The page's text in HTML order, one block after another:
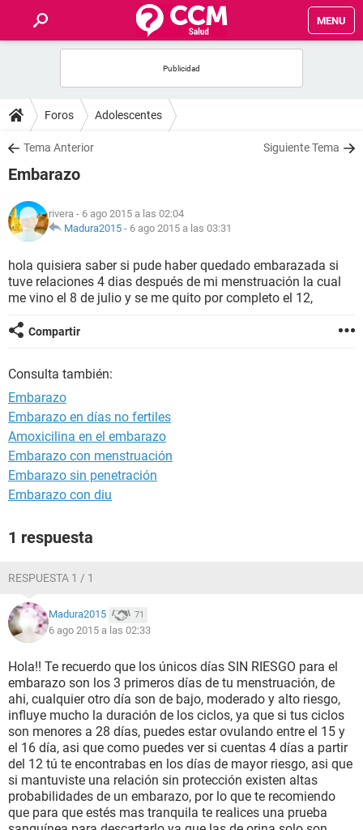
MENU
FOROS
SALUD
NUTRICIÓN
BIENESTAR
Foros Adolescentes
Tema Anterior Siguiente Tema
Embarazo
rivera - 6 ago 2015 a las 02:04
Madura2015 - 6 ago 2015 a las 03:31
hola quisiera saber si pude haber quedado embarazada si
tuve relaciones 4 dias después de mi menstruación la cual
me vino el 8 de julio y se me quito por completo el 12,
Compartir
Consulta también:
Embarazo
Embarazo en días no fertiles
Amoxicilina en el embarazo
Embarazo con menstruación
Embarazo sin penetración
Embarazo con diu
1 respuesta
RESPUESTA 1 / 1
Madura2015 71
6 ago 2015 a las 02:33
Hola!! Te recuerdo que los únicos días SIN RIESGO para el
embarazo son los 3 primeros días de tu menstruación, de
ahi, cualquier otro día son de bajo, moderado y alto riesgo,
influye mucho la duración de los ciclos, ya que si tus ciclos
son menores a 28 días, puedes estar ovulando entre el 15 y
el 16 día, asi que como puedes ver si cuentas 4 días a partir
del 12 tú te encontrabas en los días de mayor riesgo, asi que
si mantuviste una relación sin protección existen altas
probabilidades de un embarazo, por lo que te recomiendo
que para que estés mas tranquila te realices una prueba